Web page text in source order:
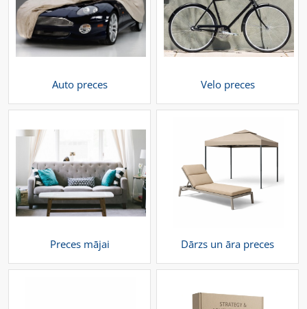
Auto preces Velo preces
Preces mājai Dārzs un āra preces